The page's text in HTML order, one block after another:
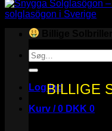
Søg
efter:
Log ind
Kurv /0 DKK 0
BILLIGE